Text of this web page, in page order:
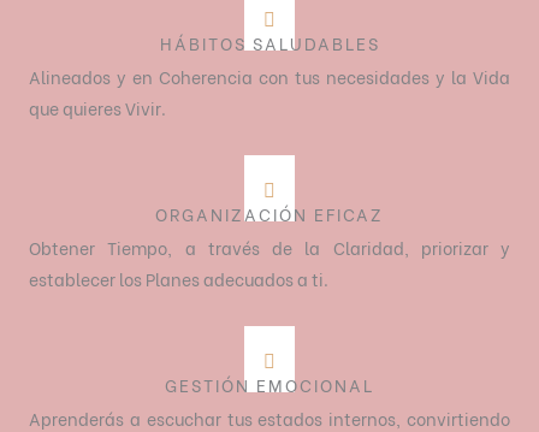
HÁBITOS SALUDABLES
Alineados y en Coherencia con tus necesidades y la Vida
que quieres Vivir.
ORGANIZACIÓN EFICAZ
Obtener Tiempo, a través de la Claridad, priorizar y
establecer los Planes adecuados a ti.
GESTIÓN EMOCIONAL
Aprenderás a escuchar tus estados internos, convirtiendo